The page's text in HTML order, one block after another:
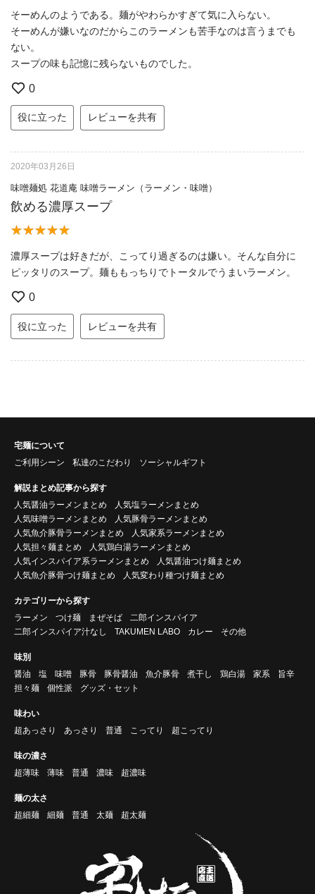
そーめんのようである。麺がやわらかすぎて気に入らない。
そーめんが嫌いなのだからこのラーメンも苦手なのは言うまでも
ない。
スープの味も記憶に残らないものでした。
0
役に立った レビューを共有
2020年03月26日
味噌麺処 花道庵 味噌ラーメン（ラーメン・味噌）
飲める濃厚スープ
濃厚スープは好きだが、こってり過ぎるのは嫌い。そんな自分に
ピッタリのスープ。麺ももっちりでトータルでうまいラーメン。
0
役に立った レビューを共有
宅麺について
ご利用シーン
私達のこだわり ソーシャルギフト
解説まとめ記事から探す
人気醤油ラーメンまとめ
人気塩ラーメンまとめ
人気味噌ラーメンまとめ
人気豚骨ラーメンまとめ
人気魚介豚骨ラーメンまとめ
人気家系ラーメンまとめ
人気担々麺まとめ
人気鶏白湯ラーメンまとめ
人気インスパイア系ラーメンまとめ
人気醤油つけ麺まとめ
人気魚介豚骨つけ麺まとめ
人気変わり種つけ麺まとめ
カテゴリーから探す
ラーメン
つけ麺 まぜそば
二郎インスパイア
二郎インスパイア汁なし
TAKUMEN LABO カレー その他
味別
醤油
塩 味噌 豚骨 豚骨醤油 魚介豚骨 煮干し 鶏白湯 家系
旨辛
担々麺
個性派 グッズ・セット
味わい
超あっさり
あっさり 普通 こってり 超こってり
味の濃さ
超薄味
薄味 普通 濃味 超濃味
麺の太さ
超細麺
細麺 普通 太麺 超太麺